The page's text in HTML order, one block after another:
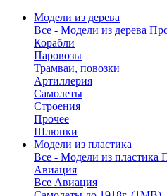
Модели из дерева
Все - Модели из дерева
Корабли
Паровозы
Трамваи, повозки
Артиллерия
Самолеты
Строения
Прочее
Шлюпки
Модели из пластика
Все - Модели из пластика
Авиация
Все Авиация